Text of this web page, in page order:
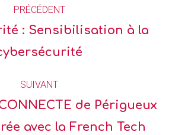
PRÉCÉDENT
: Sensibilisation à la
SUIVANT
de Périgueux
avec la French Tech